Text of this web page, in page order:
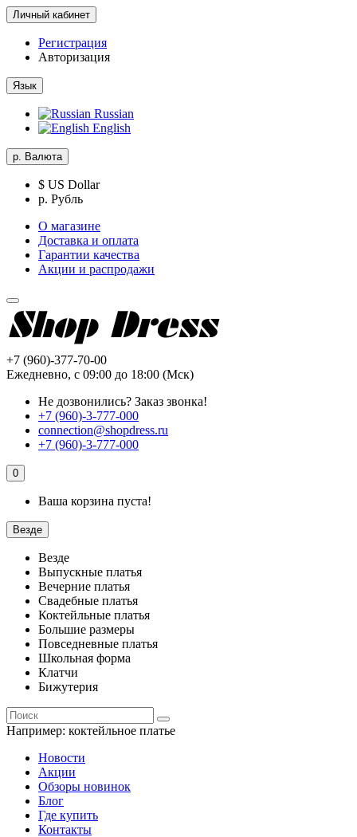
Личный кабинет
Регистрация
Авторизация
Язык
Russian
English
р. Валюта
$ US Dollar
р. Рубль
О магазине
Доставка и оплата
Гарантии качества
Акции и распродажи
+7 (960)-377-70-00
Ежедневно, с 09:00 до 18:00 (Мск)
Не дозвонились? Заказ звонка!
+7 (960)-3-777-000
connection@shopdress.ru
+7 (960)-3-777-000
0
Ваша корзина пуста!
Везде
Везде
Выпускные платья
Вечерние платья
Свадебные платья
Коктейльные платья
Большие размеры
Повседневные платья
Школьная форма
Клатчи
Бижутерия
Например: коктейльное платье
Новости
Акции
Обзоры новинок
Блог
Где купить
Контакты